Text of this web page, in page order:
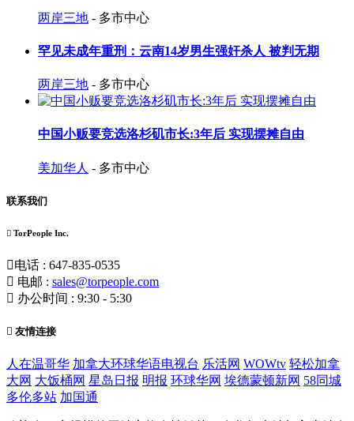
两岸三地 - 多市中心
罕见未成年重刑：云南14岁男生强奸杀人 被判无期
两岸三地 - 多市中心
中国小贩要竞选洛杉矶市长:3年后 实现摆摊自由
美加华人 - 多市中心
联系我们
TorPeople Inc.
电话 : 647-835-0535
电邮 : sales@torpeople.com
办公时间 : 9:30 - 5:30
友情连接
人在温哥华 加拿大环球华语电视台 乐活网 WOWtv 轻松加拿
大网 大饭桶网 星岛日报 明报 环球华网 埃德蒙顿新网 58同城
多伦多站 加国通